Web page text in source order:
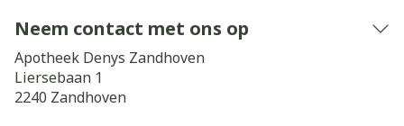
Neem contact met ons op
Apotheek Denys Zandhoven
Liersebaan 1
2240 Zandhoven